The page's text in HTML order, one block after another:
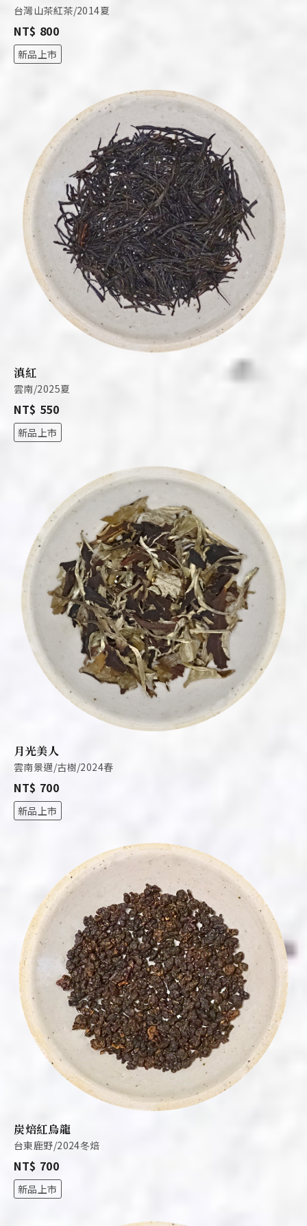
台灣山茶紅茶/2014夏
NT$ 800
新品上市
滇紅
雲南/2025夏
NT$ 550
新品上市
月光美人
雲南景邁/古樹/2024春
NT$ 700
新品上市
炭焙紅烏龍
台東鹿野/2024冬焙
NT$ 700
新品上市